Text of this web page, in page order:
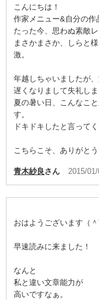
こんにちは！
作家メニュー&自分の作
たった今、思わぬ素敵
まさかまさか、しらと
激。
年越しちゃいましたが
遅くなりまして失礼しま
夏の暑い日、こんなこ
す。
ドキドキしたと言って
こちらこそ、ありがとう
青木紗良さん 2015/
おはようございます（＾
早速読みに来ました！
なんと
私と違い文章能力が
高いですなぁ。